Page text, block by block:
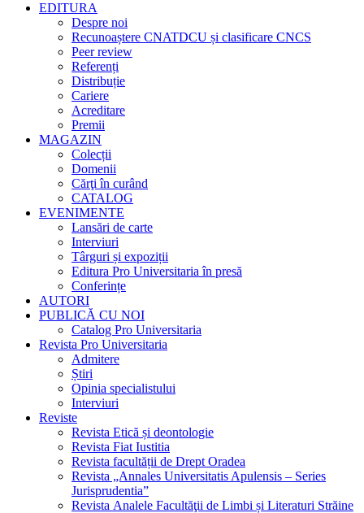
EDITURA
Despre noi
Recunoaștere CNATDCU și clasificare CNCS
Peer review
Referenți
Distribuție
Cariere
Acreditare
Premii
MAGAZIN
Colecții
Domenii
Cărţi în curând
CATALOG
EVENIMENTE
Lansări de carte
Interviuri
Târguri și expoziții
Editura Pro Universitaria în presă
Conferințe
AUTORI
PUBLICĂ CU NOI
Catalog Pro Universitaria
Revista Pro Universitaria
Admitere
Știri
Opinia specialistului
Interviuri
Reviste
Revista Etică și deontologie
Revista Fiat Iustitia
Revista facultății de Drept Oradea
Revista „Annales Universitatis Apulensis – Series
Jurisprudentia”
Revista Analele Facultăţii de Limbi și Literaturi Străine